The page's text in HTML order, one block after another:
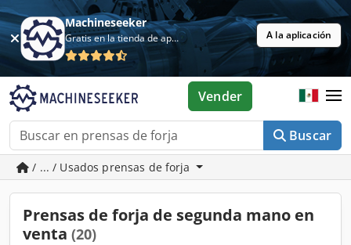
Machineseeker
Gratis en la tienda de aplicaciones A la aplicación
Buscar
Vender
/ ... / Usados prensas de forja
Prensas de forja de segunda mano en
venta (20)